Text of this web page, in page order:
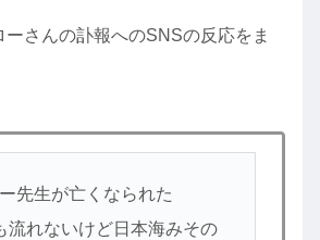
さんの訃報へのSNSの反応をま
先生が亡くなられた
流れないけど日本海みその